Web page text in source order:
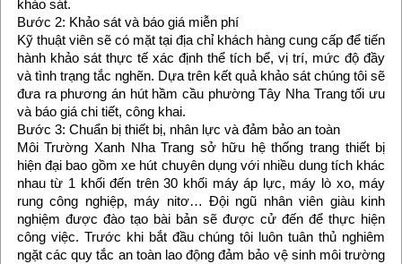
khảo sát.
Bước 2: Khảo sát và báo giá miễn phí
Kỹ thuật viên sẽ có mặt tại địa chỉ khách hàng cung cấp để tiến
hành khảo sát thực tế xác định thể tích bể, vị trí, mức độ đầy
và tình trạng tắc nghẽn. Dựa trên kết quả khảo sát chúng tôi sẽ
đưa ra phương án hút hầm cầu phường Tây Nha Trang tối ưu
và báo giá chi tiết, công khai.
Bước 3: Chuẩn bị thiết bị, nhân lực và đảm bảo an toàn
Môi Trường Xanh Nha Trang sở hữu hệ thống trang thiết bị
hiện đại bao gồm xe hút chuyên dụng với nhiều dung tích khác
nhau từ 1 khối đến trên 30 khối máy áp lực, máy lò xo, máy
rung công nghiệp, máy nitơ… Đội ngũ nhân viên giàu kinh
nghiệm được đào tạo bài bản sẽ được cử đến để thực hiện
công việc. Trước khi bắt đầu chúng tôi luôn tuân thủ nghiêm
ngặt các quy tắc an toàn lao động đảm bảo vệ sinh môi trường